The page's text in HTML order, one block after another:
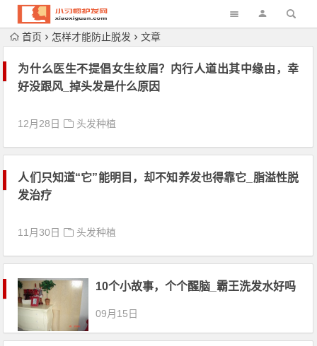
首页 怎样才能防止脱发 文章
为什么医生不提倡女生纹眉？内行人道出其中缘由，幸
好没跟风_掉头发是什么原因
12月28日 头发种植
人们只知道“它”能明目，却不知养发也得靠它_脂溢性脱
发治疗
11月30日 头发种植
10个小故事，个个醒脑_霸王洗发水好吗
09月15日